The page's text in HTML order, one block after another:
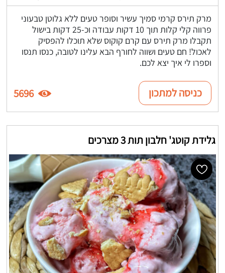
מרק תירס קרמי סמיך עשיר וסופר טעים ללא גלוטן טבעוני
פרווה קלי קלות תוך 10 דקות עבודה וכ-25 דקות בישול
תקבלו מרק תירס עם קרם קוקוס שלא תוכלו להפסיק
לאכול! חם טעים ושווה לחורף הבא עלינו לטובה, כנסו תנסו
וספרו לי איך יצא לכם.
כניסה למתכון 5696
גלידת קוטג' חלבון תות 3 מצרכים